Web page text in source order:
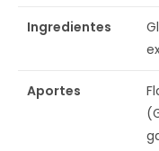
Ingredientes
Aportes